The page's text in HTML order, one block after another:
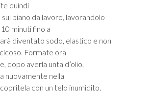
quindi
sul piano da lavoro, lavorandolo
minuti fino a
diventato sodo, elastico e non
Formate ora
dopo averla unta d’olio,
nuovamente nella
con un telo inumidito.